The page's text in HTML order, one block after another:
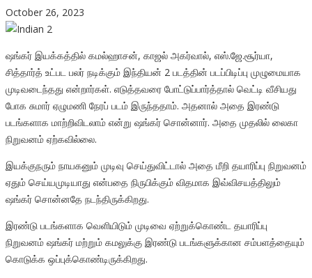
October 26, 2023
ஷங்கர் இயக்கத்தில் கமல்ஹாசன், காஜல் அகர்வால், எஸ்.ஜே.சூர்யா,
சித்தார்த் உட்பட பலர் நடிக்கும் இந்தியன் 2 படத்தின் படப்பிடிப்பு முழுமையாக
முடிவடைந்தது என்றார்கள். எடுத்தவரை போட்டுப்பார்த்தால் வெட்டி வீசியது
போக சுமார் ஏழுமணி நேரப் படம் இருந்ததாம். அதனால் அதை இரண்டு
படங்களாக மாற்றிவிடலாம் என்று ஷங்கர் சொன்னார். அதை முதலில் லைகா
நிறுவனம் ஏற்கவில்லை.
இயக்குநரும் நாயகனும் முடிவு செய்துவிட்டால் அதை மீறி தயாரிப்பு நிறுவனம்
ஏதும் செய்யமுடியாது என்பதை நிருபிக்கும் விதமாக இவ்விசயத்திலும்
ஷங்கர் சொன்னதே நடந்திருக்கிறது.
இரண்டு படங்களாக வெளியிடும் முடிவை ஏற்றுக்கொண்ட தயாரிப்பு
நிறுவனம் ஷங்கர் மற்றும் கமலுக்கு இரண்டு படங்களுக்கான சம்பளத்தையும்
கொடுக்க ஒப்புக்கொண்டிருக்கிறது.